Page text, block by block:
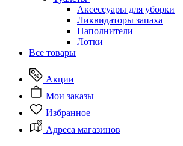
Аксессуары для уборки
Ликвидаторы запаха
Наполнители
Лотки
Все товары
Акции
Мои заказы
Избранное
Адреса магазинов